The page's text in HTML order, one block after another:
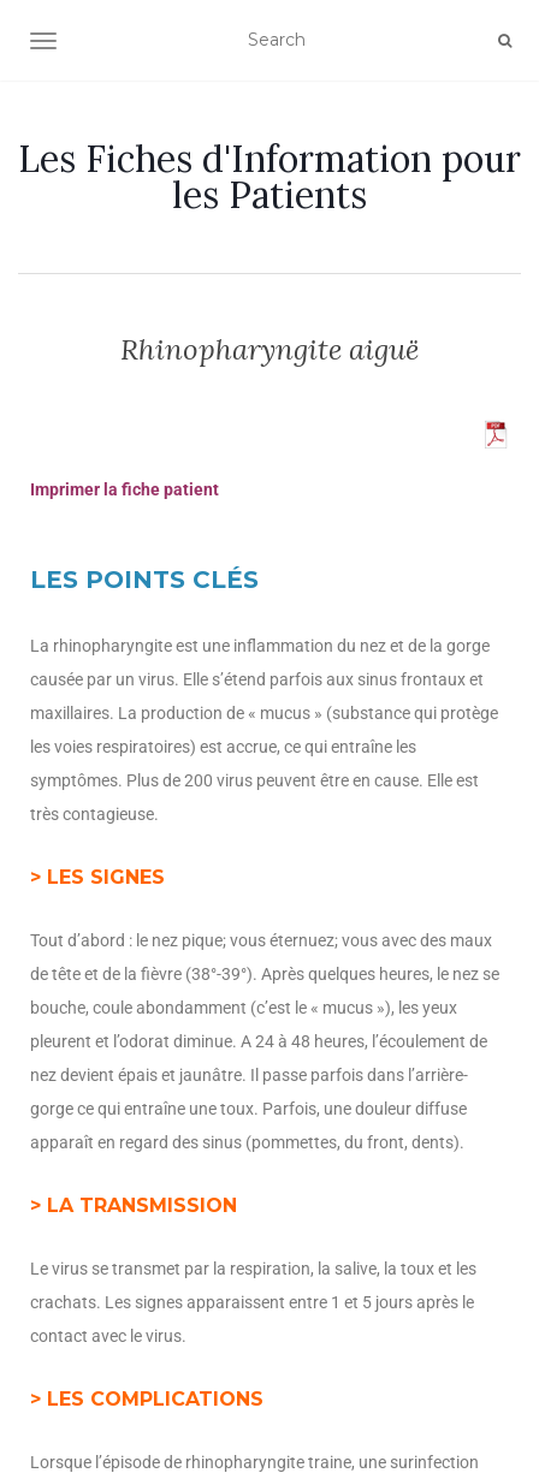
OUVRIR/FERMER LA NAVIGATION
Les Fiches d'Information pour
les Patients
Rhinopharyngite aiguë
Imprimer la fiche patient
LES POINTS CLÉS
La rhinopharyngite est une inflammation du nez et de la gorge
causée par un virus. Elle s’étend parfois aux sinus frontaux et
maxillaires. La production de « mucus » (substance qui protège
les voies respiratoires) est accrue, ce qui entraîne les
symptômes. Plus de 200 virus peuvent être en cause. Elle est
très contagieuse.
> LES SIGNES
Tout d’abord : le nez pique; vous éternuez; vous avec des maux
de tête et de la fièvre (38°-39°). Après quelques heures, le nez se
bouche, coule abondamment (c’est le « mucus »), les yeux
pleurent et l’odorat diminue. A 24 à 48 heures, l’écoulement de
nez devient épais et jaunâtre. Il passe parfois dans l’arrière-
gorge ce qui entraîne une toux. Parfois, une douleur diffuse
apparaît en regard des sinus (pommettes, du front, dents).
> LA TRANSMISSION
Le virus se transmet par la respiration, la salive, la toux et les
crachats. Les signes apparaissent entre 1 et 5 jours après le
contact avec le virus.
> LES COMPLICATIONS
Lorsque l’épisode de rhinopharyngite traine, une surinfection